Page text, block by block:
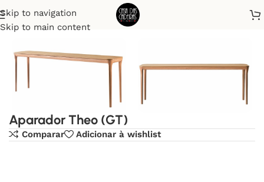
Skip to navigation
Skip to main content
Início Aparadores
Aparador Theo (GT)
Comparar Adicionar à wishlist